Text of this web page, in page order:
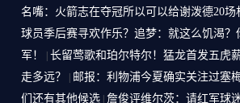
名嘴：火箭志在夺冠所以可以给谢泼德20
球员季后赛寻欢作乐？追梦：就这么饥渴？
军！
长留莺歌和珀尔特尔！猛龙首发五虎
走多远？
邮报：利物浦今夏确实关注过塞
们还有其他候选 詹俊评维尔茨：请红军球